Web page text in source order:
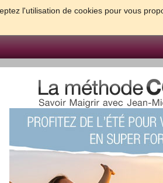
l'utilisation de cookies pour vous
FORME & SANTE PSYCHO & TESTS